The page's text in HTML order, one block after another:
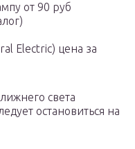
от 90 руб
Electric) цена за
света
остановиться на